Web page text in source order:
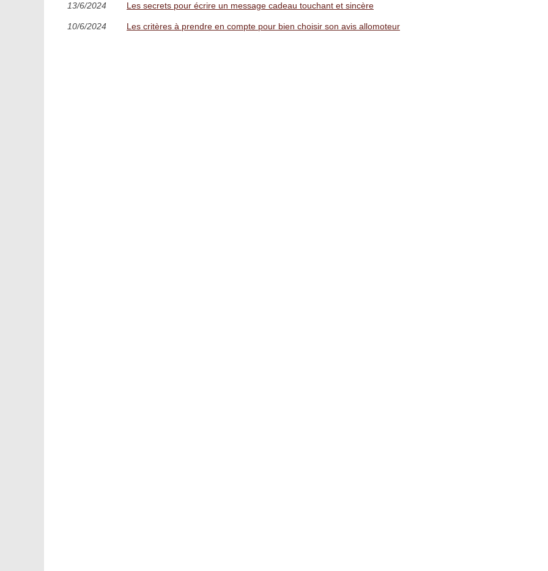
13/6/2024 Les secrets pour écrire un message cadeau touchant et sincère
10/6/2024 Les critères à prendre en compte pour bien choisir son avis allomoteur